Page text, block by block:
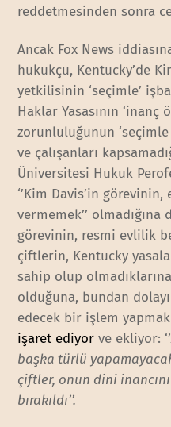
reddetmesinden sonra
Ancak Fox News
hukukçu, Kentucky’de
yetkilisinin ‘seçimle’
Haklar Yasasının
zorunluluğunun
ve çalışanları
Üniversitesi Hukuk
‘’Kim Davis’in
vermemek’’
görevinin, resmi evlilik
çiftlerin, Kentucky
sahip olup
olduğuna, bundan
edecek bir işlem
işaret ediyor ve ekliyor: ‘’
başka türlü
çiftler, onun dini
bırakıldı’’.